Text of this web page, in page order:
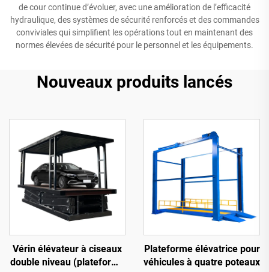
de cour continue d’évoluer, avec une amélioration de l’efficacité
hydraulique, des systèmes de sécurité renforcés et des commandes
conviviales qui simplifient les opérations tout en maintenant des
normes élevées de sécurité pour le personnel et les équipements.
Nouveaux produits lancés
Vérin élévateur à ciseaux
double niveau (plateforme
Plateforme élévatrice pour
véhicules à quatre poteaux